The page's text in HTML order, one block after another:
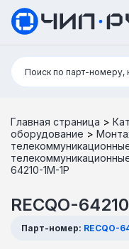
Поиск:
Поиск по парт-номеру,
Главная страница >
оборудование >
64210-1M-1P
RECQO-
Парт-номер: RECQO-